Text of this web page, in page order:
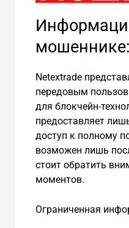
Netextrade
передовым
для блокчейн-
предоставляет
доступ к полному
возможен лишь
стоит обратить
моментов.
Ограниченная